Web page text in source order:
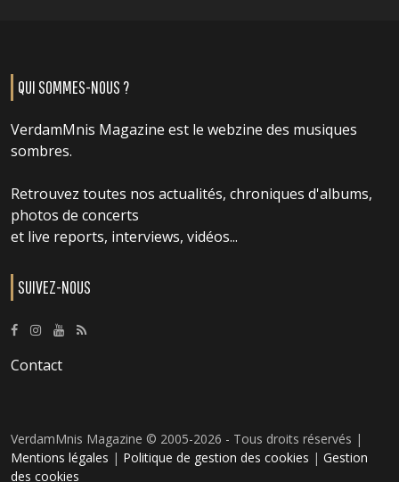
QUI SOMMES-NOUS ?
VerdamMnis Magazine est le webzine des musiques
sombres.
Retrouvez toutes nos actualités, chroniques d'albums,
photos de concerts
et live reports, interviews, vidéos...
SUIVEZ-NOUS
Contact
VerdamMnis Magazine © 2005-2026 - Tous droits réservés |
Mentions légales | Politique de gestion des cookies | Gestion
des cookies